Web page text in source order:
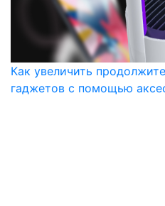
Как увеличить
гаджетов с помощью